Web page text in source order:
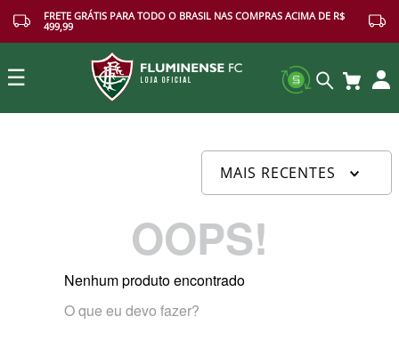
FRETE GRÁTIS PARA TODO O BRASIL NAS COMPRAS ACIMA DE R$
499,99
☰
MAIS RECENTES
OOPS!
Nenhum produto encontrado
O que eu devo fazer?